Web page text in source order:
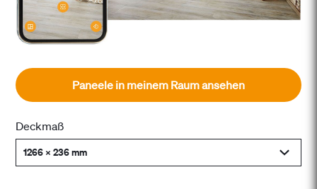
Paneele in meinem Raum ansehen
Deckmaß
1266 x 236 mm